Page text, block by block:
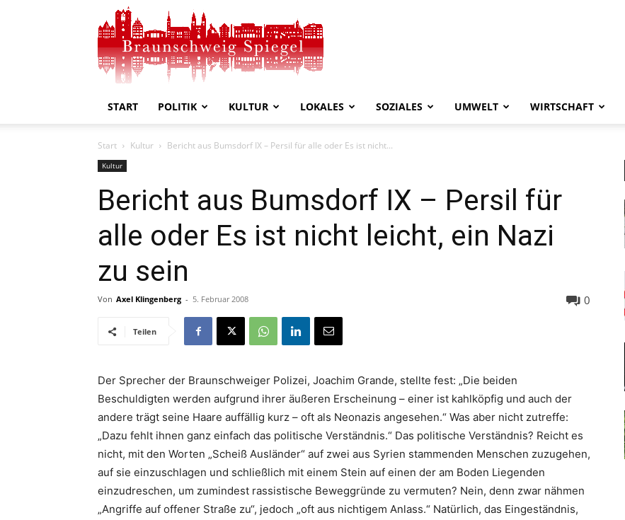
Spiegel
START POLITIK KULTUR LOKALES SOZIALES UMWELT WIRTSCHAFT
Start Kultur Bericht aus Bumsdorf IX – Persil für alle oder Es ist nicht...
Kultur
Bericht aus Bumsdorf IX – Persil für
alle oder Es ist nicht leicht, ein Nazi
zu sein
Von Axel Klingenberg - 5. Februar 2008 0
Teilen
Der Sprecher der Braunschweiger Polizei, Joachim Grande, stellte fest: „Die beiden
Beschuldigten werden aufgrund ihrer äußeren Erscheinung – einer ist kahlköpfig und auch der
andere trägt seine Haare auffällig kurz – oft als Neonazis angesehen.“ Was aber nicht zutreffe:
„Dazu fehlt ihnen ganz einfach das politische Verständnis.“ Das politische Verständnis? Reicht es
nicht, mit den Worten „Scheiß Ausländer“ auf zwei aus Syrien stammenden Menschen zuzugehen,
auf sie einzuschlagen und schließlich mit einem Stein auf einen der am Boden Liegenden
einzudreschen, um zumindest rassistische Beweggründe zu vermuten? Nein, denn zwar nähmen
„Angriffe auf offener Straße zu“, jedoch „oft aus nichtigem Anlass.“ Natürlich, das Eingeständnis,